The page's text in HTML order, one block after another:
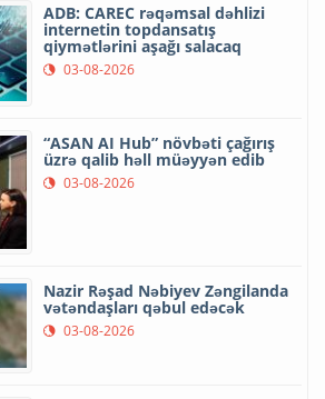
ADB: CAREC rəqəmsal dəhlizi
internetin topdansatış
qiymətlərini aşağı salacaq
03-08-2026
“ASAN AI Hub” növbəti çağırış
üzrə qalib həll müəyyən edib
03-08-2026
Nazir Rəşad Nəbiyev Zəngilanda
vətəndaşları qəbul edəcək
03-08-2026